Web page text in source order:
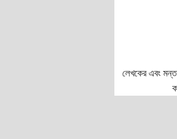
লেখকের এবং